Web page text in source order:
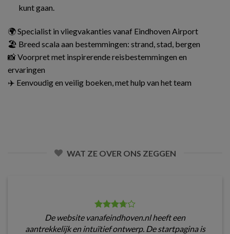
kunt gaan.
🌍 Specialist in vliegvakanties vanaf Eindhoven Airport
🏖️ Breed scala aan bestemmingen: strand, stad, bergen
📸 Voorpret met inspirerende reisbestemmingen en
ervaringen
✈️ Eenvoudig en veilig boeken, met hulp van het team
WAT ZE OVER ONS ZEGGEN
De website vanafeindhoven.nl heeft een
aantrekkelijk en intuïtief ontwerp. De startpagina is